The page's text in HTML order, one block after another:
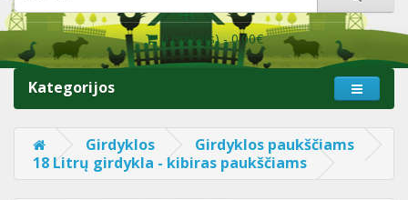
0 prekė(s) - 0.00€
Kategorijos
Girdyklos
Girdyklos paukščiams
18 Litrų girdykla - kibiras paukščiams